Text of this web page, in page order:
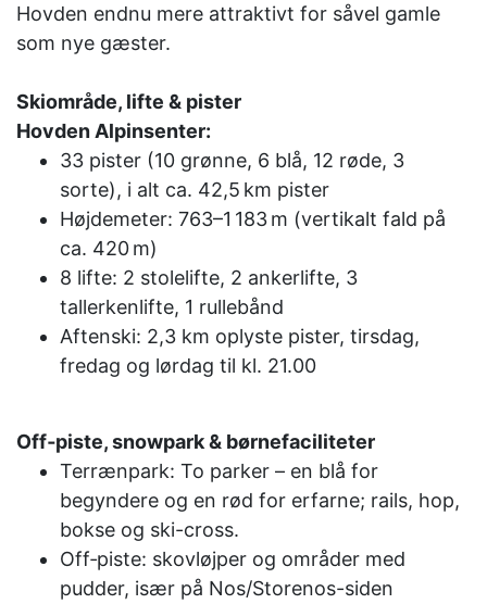
Hovden endnu mere attraktivt for såvel gamle
som nye gæster.
Skiområde, lifte & pister
Hovden Alpinsenter:
33 pister (10 grønne, 6 blå, 12 røde, 3
sorte), i alt ca. 42,5 km pister
Højdemeter: 763–1 183 m (vertikalt fald på
ca. 420 m)
8 lifte: 2 stolelifte, 2 ankerlifte, 3
tallerkenlifte, 1 rullebånd
Aftenski: 2,3 km oplyste pister, tirsdag,
fredag og lørdag til kl. 21.00
Off‑piste, snowpark & børnefaciliteter
Terrænpark: To parker – en blå for
begyndere og en rød for erfarne; rails, hop,
bokse og ski-cross.
Off‑piste: skovløjper og områder med
pudder, især på Nos/Storenos-siden